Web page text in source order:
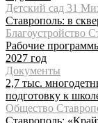
Детский сад 31
Ставрополь: в
Благоустройство
Рабочие
2027 год
Документы
2,7 тыс.
подготовку к
Общество
Ставрополь: